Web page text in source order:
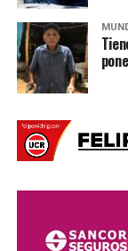
El museo
equipo
cancelación y